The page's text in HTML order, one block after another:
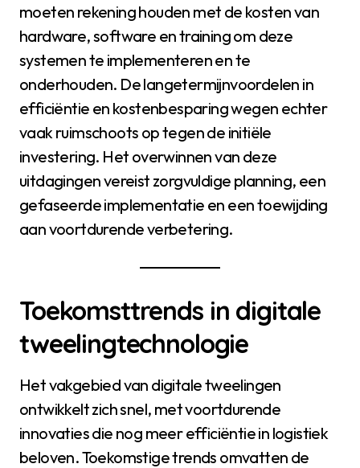
moeten rekening houden met de kosten van
hardware, software en training om deze
systemen te implementeren en te
onderhouden. De langetermijnvoordelen in
efficiëntie en kostenbesparing wegen echter
vaak ruimschoots op tegen de initiële
investering. Het overwinnen van deze
uitdagingen vereist zorgvuldige planning, een
gefaseerde implementatie en een toewijding
aan voortdurende verbetering.
Toekomsttrends in digitale
tweelingtechnologie
Het vakgebied van digitale tweelingen
ontwikkelt zich snel, met voortdurende
innovaties die nog meer efficiëntie in logistiek
beloven. Toekomstige trends omvatten de